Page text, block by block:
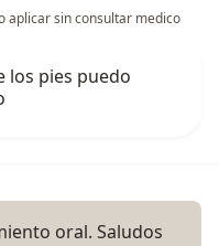
aplicar sin consultar medico
los pies puedo
oral. Saludos